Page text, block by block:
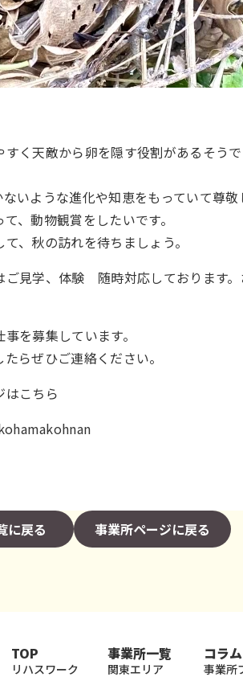
く天敵から卵を隠す役割があるそうで
いような進化や知恵をもっていて尊敬
、動物観賞をしたいです。
、秋の訪れを待ちましょう。
ご見学、体験 随時対応しております
を募集しています。
らぜひご連絡ください。
こちら
に戻る 事業所ページに戻る
TOP
リハスワーク
事業所一覧
関東エリア
コラ
事業所